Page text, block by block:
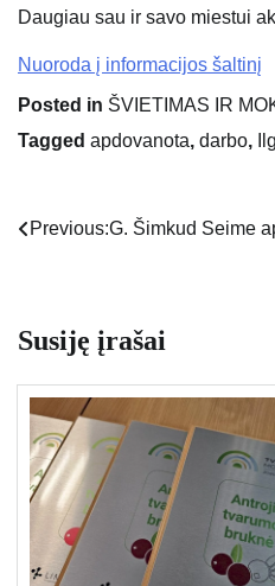
Daugiau sau ir savo miestui
Nuoroda į informacijos šaltinį
Posted in ŠVIETIMAS IR
Tagged apdovanota, darbo,
Navigacija
Previous:G. Šimkud Seime
Susiję įrašai